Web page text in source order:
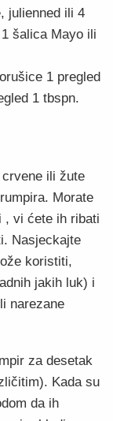
julienned ili 4
šalica Mayo ili
1 pregled
1 tbspn.
ili žute
Morate
, vi ćete ih ribati
Nasjeckajte
koristiti,
jakih luk) i
narezane
za desetak
Kada su
da ih